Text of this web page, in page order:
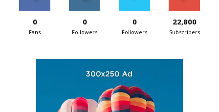
0
Fans
0
Followers
0
Followers
22,800
Subscribers